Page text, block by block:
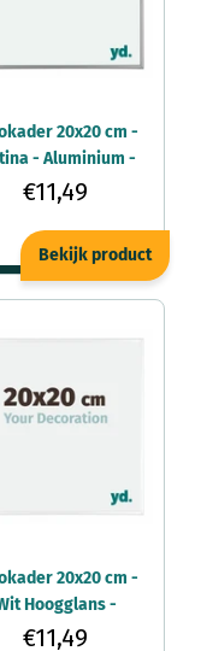
20x20 cm -
- Aluminium -
Kent
€11,49
Bekijk product
20x20 cm -
Hoogglans -
Aluminium - Kent
€11,49